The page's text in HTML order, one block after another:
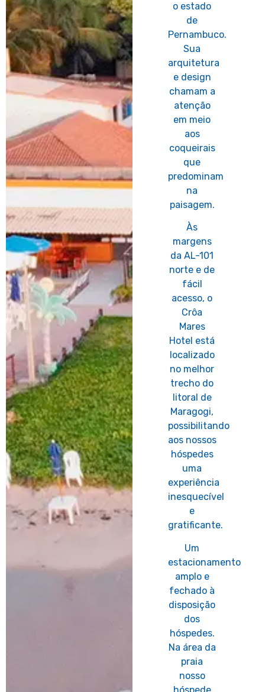
o estado
de
Pernambuco.
Sua
arquitetura
e design
chamam a
atenção
em meio
aos
coqueirais
que
predominam
na
paisagem.
Às
margens
da AL-101
norte e de
fácil
acesso, o
Crôa
Mares
Hotel está
localizado
no melhor
trecho do
litoral de
Maragogi,
possibilitando
aos nossos
hóspedes
uma
experiência
inesquecível
e
gratificante.
Um
estacionamento
amplo e
fechado à
disposição
dos
hóspedes.
Na área da
praia
nosso